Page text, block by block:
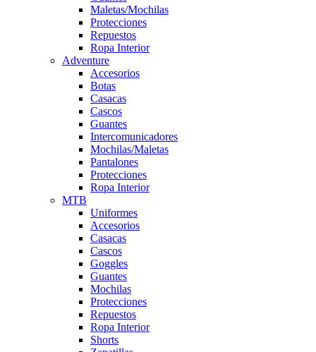
Maletas/Mochilas
Protecciones
Repuestos
Ropa Interior
Adventure
Accesorios
Botas
Casacas
Cascos
Guantes
Intercomunicadores
Mochilas/Maletas
Pantalones
Protecciones
Ropa Interior
MTB
Uniformes
Accesorios
Casacas
Cascos
Goggles
Guantes
Mochilas
Protecciones
Repuestos
Ropa Interior
Shorts